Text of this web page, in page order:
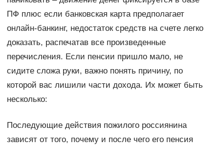
ПФ плюс если банковская карта предполагает
онлайн-банкинг, недостаток средств на счете легко
доказать, распечатав все произведенные
перечисления. Если пенсии пришло мало, не
сидите сложа руки, важно понять причину, по
которой вас лишили части дохода. Их может быть
несколько:
Последующие действия пожилого россиянина
зависят от того, почему и после чего его пенсия